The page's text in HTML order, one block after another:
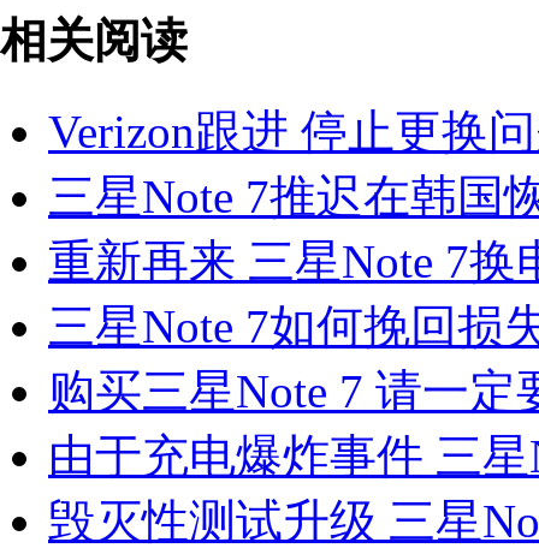
相关阅读
Verizon跟进 停止更换
三星Note 7推迟在韩国
重新再来 三星Note 7换
三星Note 7如何挽回损
购买三星Note 7 请一
由于充电爆炸事件 三
毁灭性测试升级 三星